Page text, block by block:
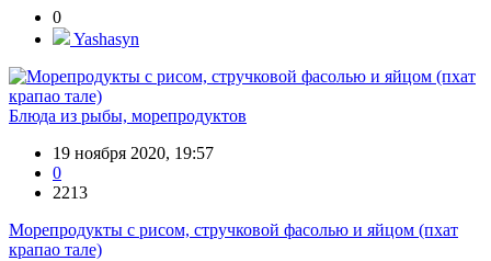
0
Yashasyn
Блюда из рыбы, морепродуктов
19 ноября 2020, 19:57
0
2213
Морепродукты с рисом, стручковой фасолью и яйцом (пхат
крапао тале)